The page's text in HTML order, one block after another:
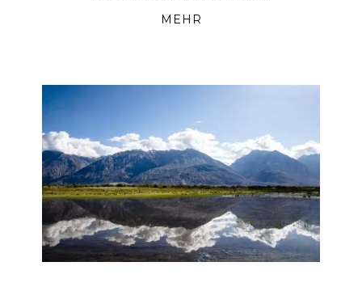
MEHR